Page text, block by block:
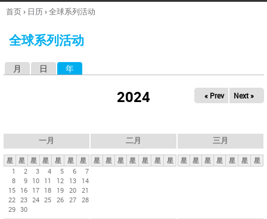
你
这
首页› 日历›全球系列活动
全球系列活动
月 日 年
2024 « Prev Next »
一月
星 星 星 星 星 星
星
1
2 3 4 5 6
7
8
9 10 11 12 13
14
15 16 17 18 19 20 21
22 23 24 25 26 27 28
29 30
二月
星 星 星 星 星 星 星
三月
星 星 星 星 星 星 星